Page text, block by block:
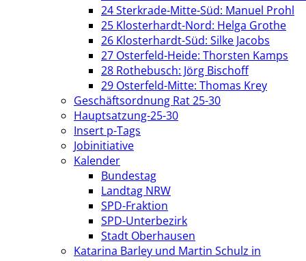
24 Sterkrade-Mitte-Süd: Manuel Prohl
25 Klosterhardt-Nord: Helga Grothe
26 Klosterhardt-Süd: Silke Jacobs
27 Osterfeld-Heide: Thorsten Kamps
28 Rothebusch: Jörg Bischoff
29 Osterfeld-Mitte: Thomas Krey
Geschäftsordnung Rat 25-30
Hauptsatzung-25-30
Insert p-Tags
Jobinitiative
Kalender
Bundestag
Landtag NRW
SPD-Fraktion
SPD-Unterbezirk
Stadt Oberhausen
Katarina Barley und Martin Schulz in